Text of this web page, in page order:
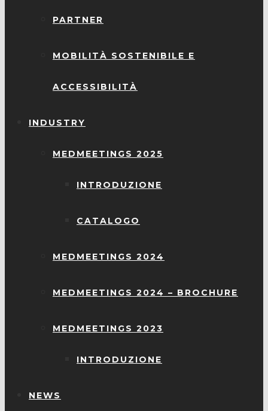
PARTNER
MOBILITÀ SOSTENIBILE E
ACCESSIBILITÀ
INDUSTRY
MEDMEETINGS 2025
INTRODUZIONE
CATALOGO
MEDMEETINGS 2024
MEDMEETINGS 2024 – BROCHURE
MEDMEETINGS 2023
INTRODUZIONE
NEWS